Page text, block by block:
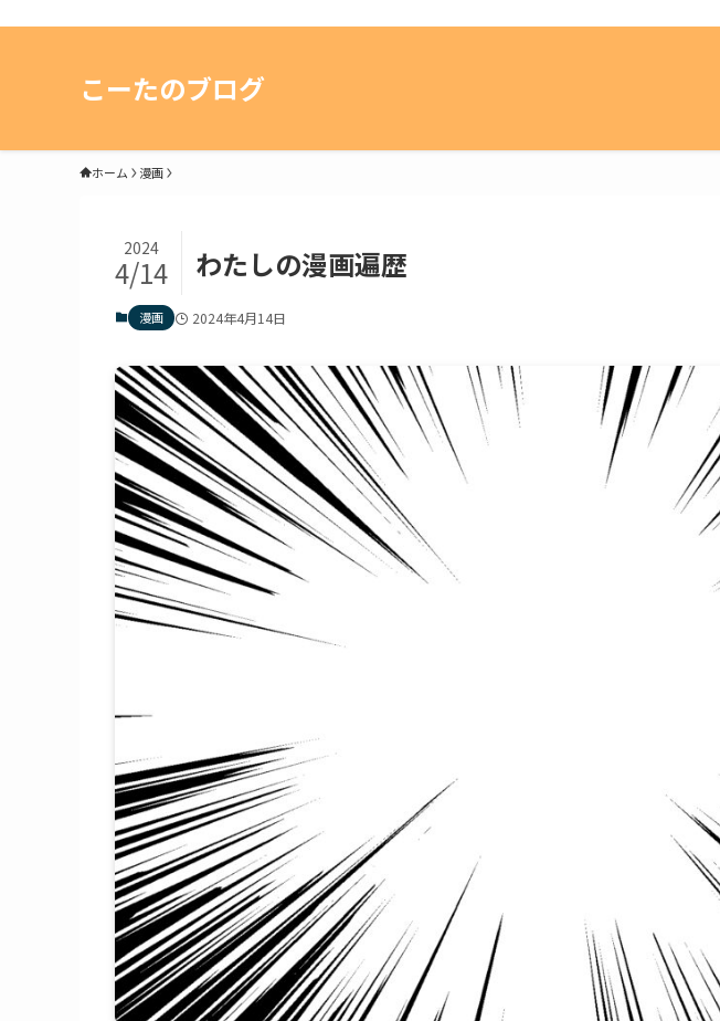
こーたのブログ
ホーム 漫画
わたしの漫画遍歴
2024
4/14
漫画 2024年4月14日